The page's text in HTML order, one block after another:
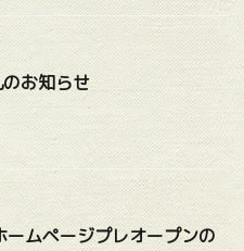
お知らせ
ームページプレオープンの